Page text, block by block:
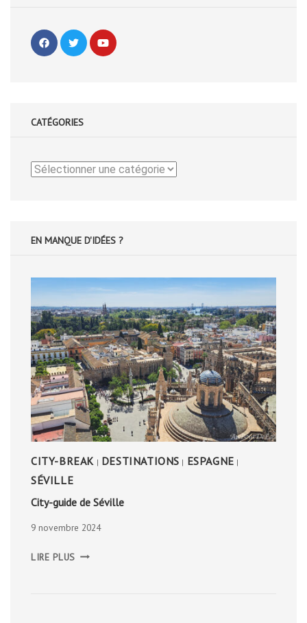
CATÉGORIES
Catégories
EN MANQUE D'IDÉES ?
CITY-BREAK | DESTINATIONS | ESPAGNE |
SÉVILLE
City-guide de Séville
9 novembre 2024
LIRE PLUS GUIDE